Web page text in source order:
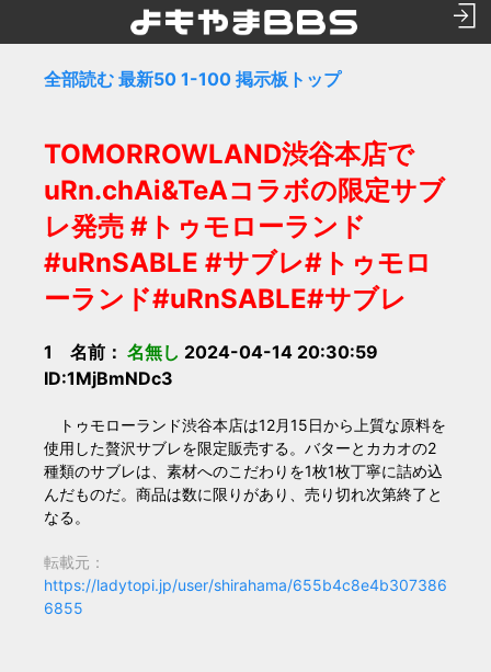
全部読む 最新50 1-100 掲示板トップ
TOMORROWLAND渋谷本店で
uRn.chAi&TeAコラボの限定サブ
レ発売 #トゥモローランド
#uRnSABLE #サブレ#トゥモロ
ーランド#uRnSABLE#サブレ
1 名前： 名無し 2024-04-14 20:30:59
ID:1MjBmNDc3
トゥモローランド渋谷本店は12月15日から上質な原料を
使用した贅沢サブレを限定販売する。バターとカカオの2
種類のサブレは、素材へのこだわりを1枚1枚丁寧に詰め込
んだものだ。商品は数に限りがあり、売り切れ次第終了と
なる。
転載元：
https://ladytopi.jp/user/shirahama/655b4c8e4b307386
6855